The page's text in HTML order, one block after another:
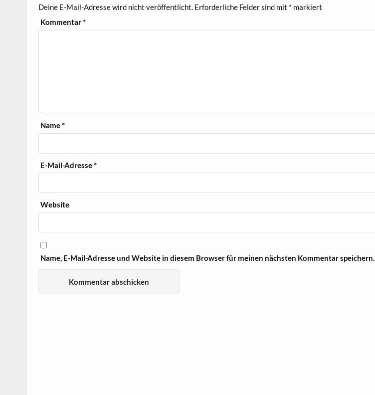
Deine E-Mail-Adresse wird nicht veröffentlicht. Erforderliche Felder sind mit * markiert
Kommentar*
Name*
E-Mail-Adresse*
Website
Name, E-Mail-Adresse und Website in diesem Browser für meinen nächsten Kommentar speichern.